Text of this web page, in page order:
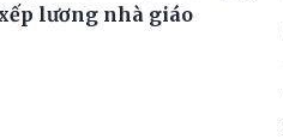
lương nhà giáo